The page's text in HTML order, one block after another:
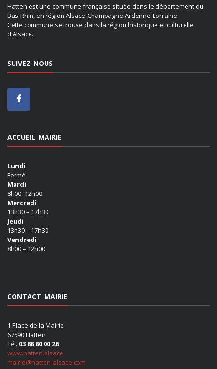
Hatten est une commune française située dans le département du
Bas-Rhin, en région Alsace-Champagne-Ardenne-Lorraine.
Cette commune se trouve dans la région historique et culturelle
d'Alsace.
SUIVEZ-NOUS
ACCUEIL MAIRIE
Lundi
Fermé
Mardi
8h00 -12h00
Mercredi
13h30 – 17h30
Jeudi
13h30 – 17h30
Vendredi
8h00 – 12h00
CONTACT MAIRIE
1 Place de la Mairie
67690 Hatten
Tél. 03 88 80 00 26
www.hatten.alsace
mairie@hatten-alsace.com